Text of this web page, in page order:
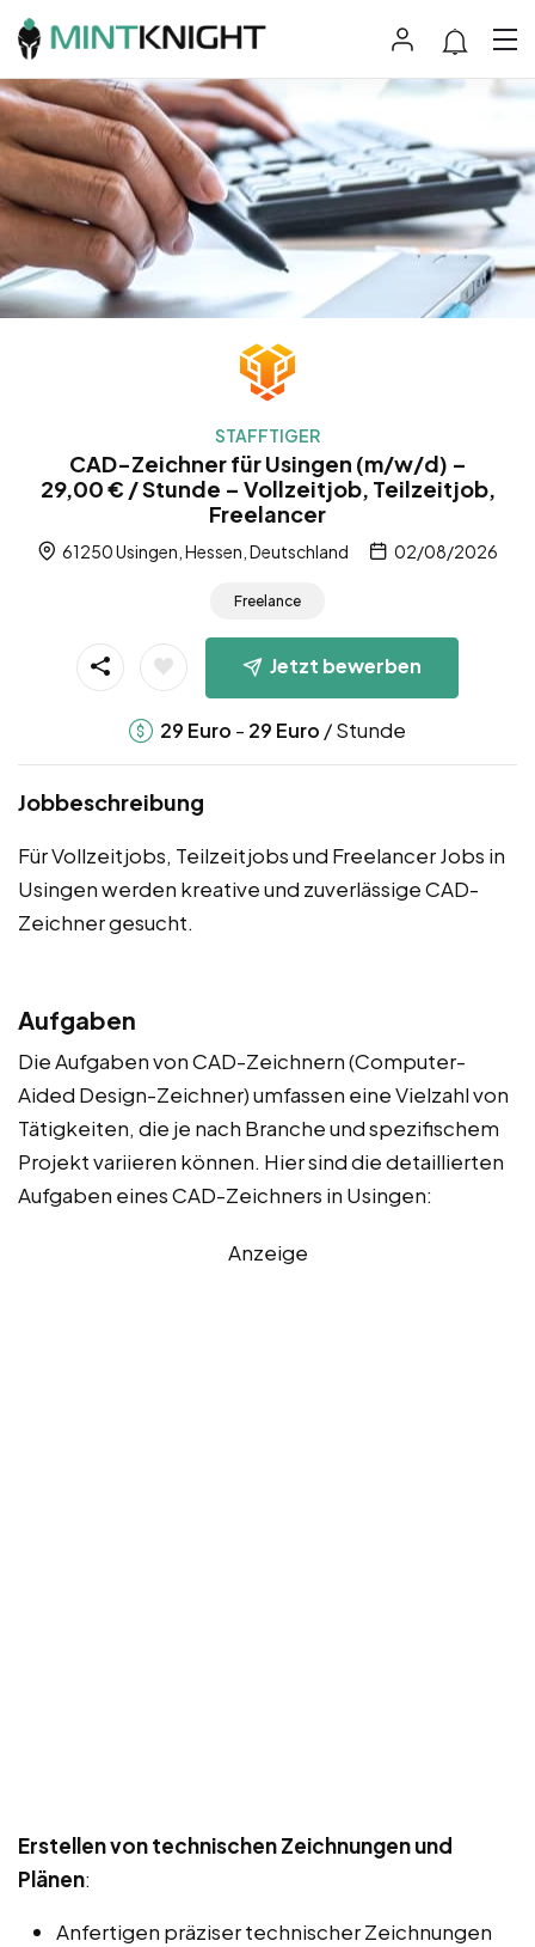
STAFFTIGER
CAD-Zeichner für Usingen (m/w/d) –
29,00 € / Stunde – Vollzeitjob, Teilzeitjob,
Freelancer
61250 Usingen, Hessen, Deutschland 02/08/2026
Freelance
Jetzt bewerben
29 Euro - 29 Euro / Stunde
Jobbeschreibung
Für Vollzeitjobs, Teilzeitjobs und Freelancer Jobs in
Usingen werden kreative und zuverlässige CAD-
Zeichner gesucht.
Aufgaben
Die Aufgaben von CAD-Zeichnern (Computer-
Aided Design-Zeichner) umfassen eine Vielzahl von
Tätigkeiten, die je nach Branche und spezifischem
Projekt variieren können. Hier sind die detaillierten
Aufgaben eines CAD-Zeichners in Usingen:
Anzeige
Erstellen von technischen Zeichnungen und
Plänen:
Anfertigen präziser technischer Zeichnungen